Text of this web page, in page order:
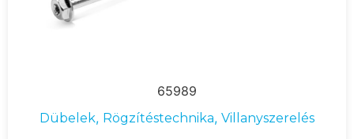
65989
Dübelek, Rögzítéstechnika, Villanyszerelés